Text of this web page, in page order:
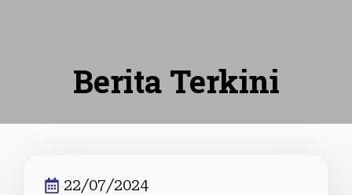
Berita Terkini
22/07/2024